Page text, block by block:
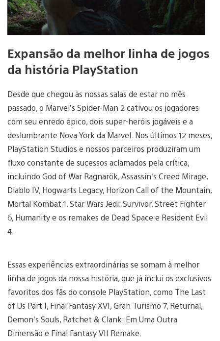
Expansão da melhor linha de jogos
da história PlayStation
Desde que chegou às nossas salas de estar no mês
passado, o Marvel’s Spider-Man 2 cativou os jogadores
com seu enredo épico, dois super-heróis jogáveis e a
deslumbrante Nova York da Marvel. Nos últimos 12 meses,
PlayStation Studios e nossos parceiros produziram um
fluxo constante de sucessos aclamados pela crítica,
incluindo God of War Ragnarök, Assassin’s Creed Mirage,
Diablo IV, Hogwarts Legacy, Horizon Call of the Mountain,
Mortal Kombat 1, Star Wars Jedi: Survivor, Street Fighter
6, Humanity e os remakes de Dead Space e Resident Evil
4.
Essas experiências extraordinárias se somam à melhor
linha de jogos da nossa história, que já inclui os exclusivos
favoritos dos fãs do console PlayStation, como The Last
of Us Part I, Final Fantasy XVI, Gran Turismo 7, Returnal,
Demon’s Souls, Ratchet & Clank: Em Uma Outra
Dimensão e Final Fantasy VII Remake.